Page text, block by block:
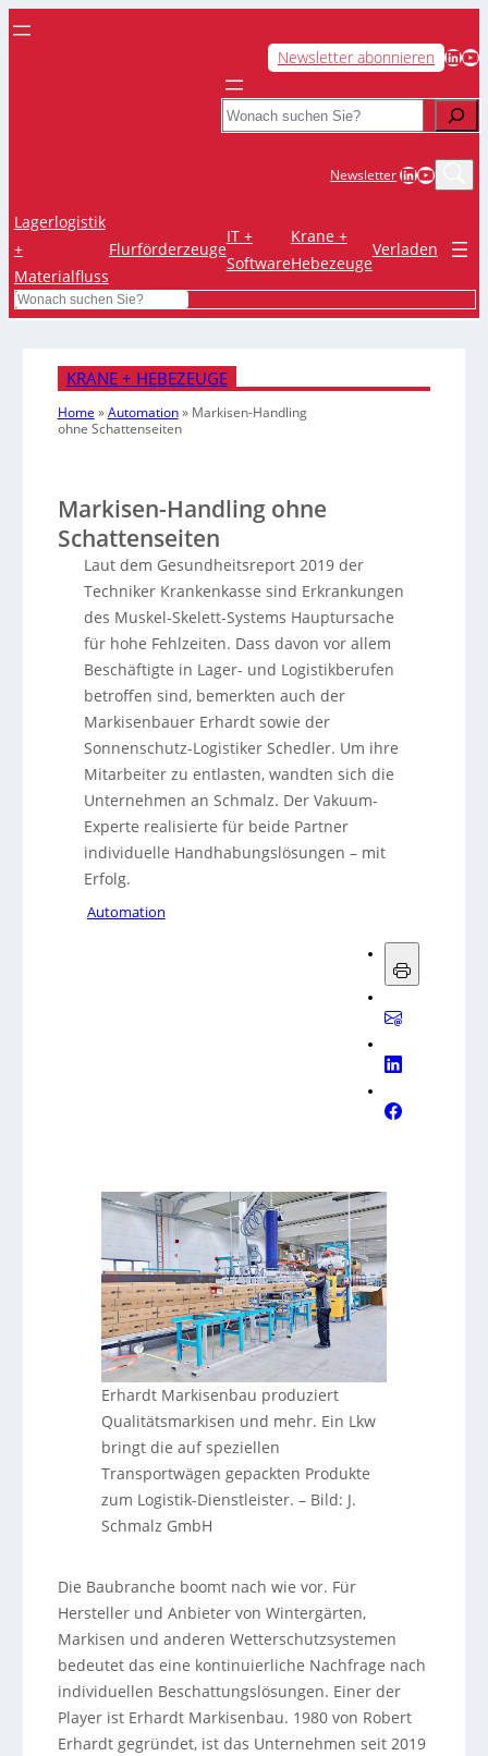
Newsletter abonnieren LinkedIn YouTube
Search
NewsletterLinkedIn
Lagerlogistik
+
Materialfluss
Flurförderzeuge
IT +
Software
Krane +
Hebezeuge
Verladen
Search
KRANE + HEBEZEUGE
Home »Automation» Markisen-Handling
ohne Schattenseiten
Markisen-Handling ohne
Schattenseiten
Laut dem Gesundheitsreport 2019 der
Techniker Krankenkasse sind Erkrankungen
des Muskel-Skelett-Systems Hauptursache
für hohe Fehlzeiten. Dass davon vor allem
Beschäftigte in Lager- und Logistikberufen
betroffen sind, bemerkten auch der
Markisenbauer Erhardt sowie der
Sonnenschutz-Logistiker Schedler. Um ihre
Mitarbeiter zu entlasten, wandten sich die
Unternehmen an Schmalz. Der Vakuum-
Experte realisierte für beide Partner
individuelle Handhabungslösungen – mit
Erfolg.
Automation
Erhardt Markisenbau produziert
Qualitätsmarkisen und mehr. Ein Lkw
bringt die auf speziellen
Transportwägen gepackten Produkte
zum Logistik-Dienstleister. – Bild: J.
Schmalz GmbH
Die Baubranche boomt nach wie vor. Für
Hersteller und Anbieter von Wintergärten,
Markisen und anderen Wetterschutzsystemen
bedeutet das eine kontinuierliche Nachfrage nach
individuellen Beschattungslösungen. Einer der
Player ist Erhardt Markisenbau. 1980 von Robert
Erhardt gegründet, ist das Unternehmen seit 2019